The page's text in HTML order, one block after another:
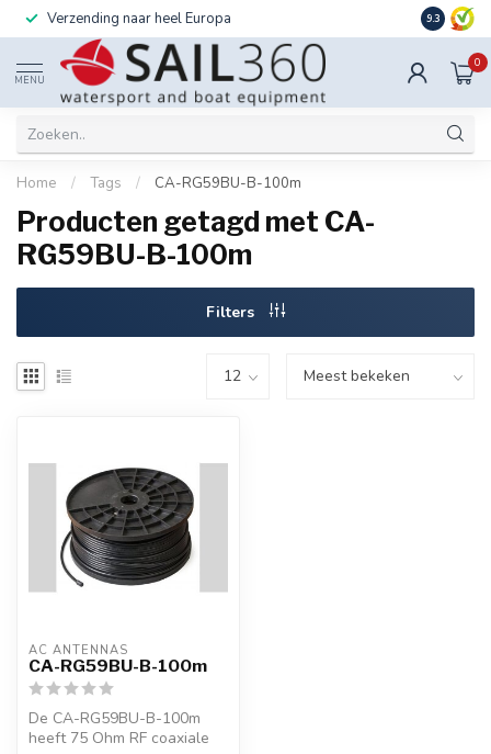
Verzending naar heel Europa Ook
9.3
MENU
0
Home / Tags / CA-RG59BU-B-100m
Producten getagd met CA-
RG59BU-B-100m
Filters
AC ANTENNAS
CA-RG59BU-B-100m
De CA-RG59BU-B-100m
heeft 75 Ohm RF coaxiale